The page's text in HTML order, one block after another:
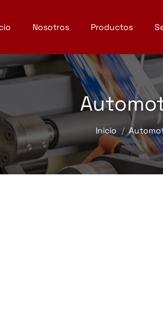
Nosotros Productos
Estás aquí:
Inicio